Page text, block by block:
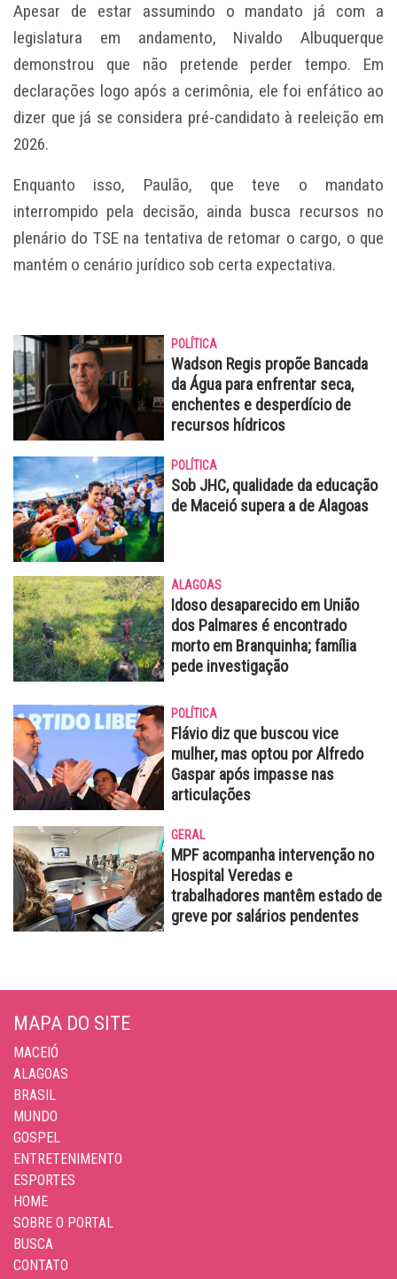
Apesar de estar assumindo o mandato já com a
legislatura em andamento, Nivaldo Albuquerque
demonstrou que não pretende perder tempo. Em
declarações logo após a cerimônia, ele foi enfático ao
dizer que já se considera pré-candidato à reeleição em
2026.
Enquanto isso, Paulão, que teve o mandato
interrompido pela decisão, ainda busca recursos no
plenário do TSE na tentativa de retomar o cargo, o que
mantém o cenário jurídico sob certa expectativa.
POLÍTICA
Wadson Regis propõe Bancada
da Água para enfrentar seca,
enchentes e desperdício de
recursos hídricos
POLÍTICA
Sob JHC, qualidade da educação
de Maceió supera a de Alagoas
ALAGOAS
Idoso desaparecido em União
dos Palmares é encontrado
morto em Branquinha; família
pede investigação
POLÍTICA
Flávio diz que buscou vice
mulher, mas optou por Alfredo
Gaspar após impasse nas
articulações
GERAL
MPF acompanha intervenção no
Hospital Veredas e
trabalhadores mantêm estado de
greve por salários pendentes
MAPA DO SITE
MACEIÓ
ALAGOAS
BRASIL
MUNDO
GOSPEL
ENTRETENIMENTO
ESPORTES
HOME
SOBRE O PORTAL
BUSCA
CONTATO